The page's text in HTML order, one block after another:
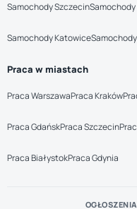
Samochody Szczecin
Samochody Katowice
Praca w miastach
Praca WarszawaPraca Kraków
Praca GdańskPraca Szczecin
Praca BiałystokPraca Gdynia